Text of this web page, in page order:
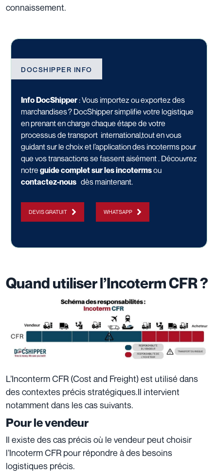
connaissement.
DOCSHIPPER INFO
Info DocShipper:Vous importez ou exportez des
marchandises ? DocShipper simplifie votre logistique
en prenant en charge chaque étape de votre
processus de transport international,tout en vous
guidant sur le choix et l’application des incoterms pour
que vos transactions se fassent aisément . Découvrez
notre guide complet sur les incotermsou
contactez-nous dès maintenant.
DEVIS GRATUIT WHATSAPP
Quand utiliser l’Incoterm CFR ?
L’Inconterm CFR (Cost and Freight) est utilisé dans
des contextes précis stratégiques.Il intervient
notamment dans les cas suivants.
Pour le vendeur
Il existe des cas précis où le vendeur peut choisir
l’Incoterm CFR pour répondre à des besoins
logistiques précis.